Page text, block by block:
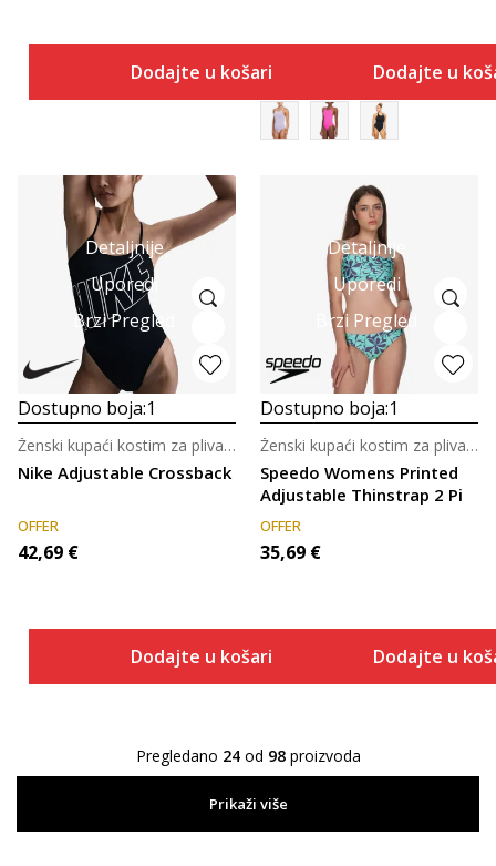
Dodajte u košaricu Dodajte u
Detaljnije
Uporedi
Brzi Pregled
Dostupno boja:1
Nike Adjustable Crossback
Ženski kupaći kostim za plivanje
OFFER
42,69 €
Dodajte u košaricu
Detaljnije
Uporedi
Brzi Pregled
Dostupno boja:1
Speedo Womens Printed
Adjustable Thinstrap 2 Pi
Ženski kupaći kostim za plivanje
OFFER
35,69 €
Dodajte u
Pregledano 24od 98proizvoda
Prikaži više